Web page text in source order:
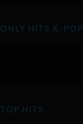
ONLY HITS K-POP
TOP HITS